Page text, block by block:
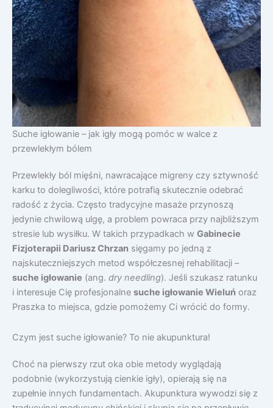
Suche igłowanie – jak igły mogą pomóc w walce z
przewlekłym bólem
Przewlekły ból mięśni, nawracające migreny czy sztywność
karku to dolegliwości, które potrafią skutecznie odebrać
radość z życia. Często tradycyjne masaże przynoszą
jedynie chwilową ulgę, a problem powraca przy najbliższym
stresie lub wysiłku. W takich przypadkach w Gabinecie
Fizjoterapii Dariusz Chrzan sięgamy po jedną z
najskuteczniejszych metod współczesnej rehabilitacji –
suche igłowanie (ang. dry needling). Jeśli szukasz ratunku
i interesuje Cię profesjonalne suche igłowanie Wieluń oraz
Praszka to miejsca, gdzie pomożemy Ci wrócić do formy.
Czym jest suche igłowanie? To nie akupunktura!
Choć na pierwszy rzut oka obie metody wyglądają
podobnie (wykorzystują cienkie igły), opierają się na
zupełnie innych fundamentach. Akupunktura wywodzi się z